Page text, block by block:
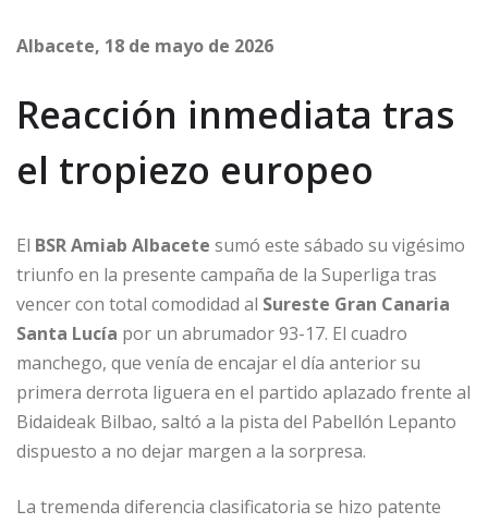
Albacete, 18 de mayo de 2026
Reacción inmediata tras
el tropiezo europeo
El BSR Amiab Albacete sumó este sábado su vigésimo
triunfo en la presente campaña de la Superliga tras
vencer con total comodidad al Sureste Gran Canaria
Santa Lucía por un abrumador 93-17. El cuadro
manchego, que venía de encajar el día anterior su
primera derrota liguera en el partido aplazado frente al
Bidaideak Bilbao, saltó a la pista del Pabellón Lepanto
dispuesto a no dejar margen a la sorpresa.
La tremenda diferencia clasificatoria se hizo patente